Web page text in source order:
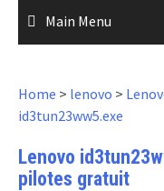
Main Menu
Home > lenovo >
id3tun23ww5.exe
Lenovo
pilotes gratuit